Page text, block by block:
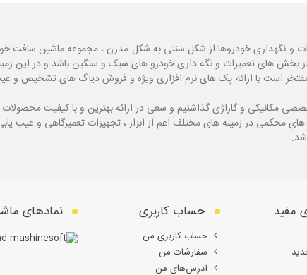
و نگهداری خودروها از شکل سنتی به شکل مدرن ، مجموعه ماشین سافت
بخش های تعمیرات و نگه داری خودرو های سبک و سنگین باشد و در این
است با ارائه پک های نرم افزاری ویژه و فروش دیاگ های تشخیص و
مکانیکی و گاراژی گذاشتیم و سعی در ارائه بهترین و با کیفیت
مفید حساب کاربری
حساب کاربری من
سفارشات من
آدرس‌های من
نمادهای